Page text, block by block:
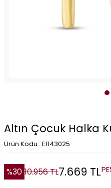
Altın Çocuk Halka
Ürün Kodu : E1143025
%30 10.956TL7.669 TL